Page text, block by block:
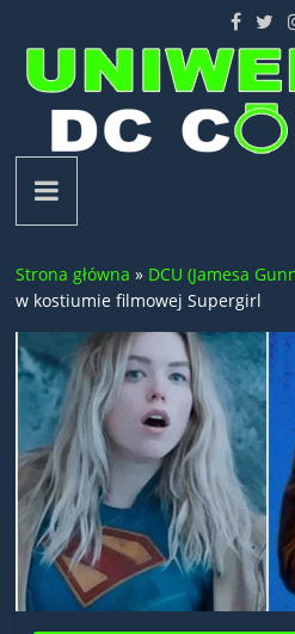
content
Uniwersum
DC
Comics
Strona główna » DCU (Jamesa
w kostiumie filmowej Supergirl